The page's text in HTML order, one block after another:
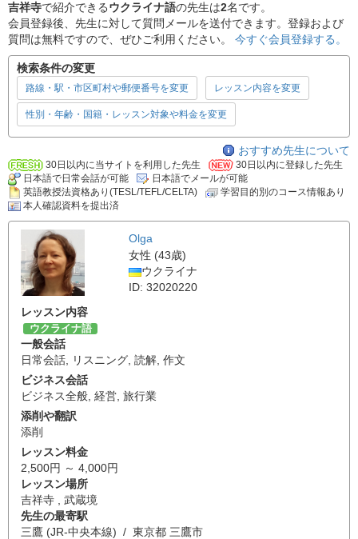
吉祥寺で紹介できるウクライナ語の先生は2名です。
会員登録後、先生に対して質問メールを送付できます。登録および
質問は無料ですので、ぜひご利用ください。 今すぐ会員登録する。
検索条件の変更
路線・駅・市区町村や郵便番号を変更 レッスン内容を変更
性別・年齢・国籍・レッスン対象や料金を変更
おすすめ先生について
30日以内に当サイトを利用した先生
30日以内に登録した先生
日本語で日常会話が可能
日本語でメールが可能
英語教授法資格あり(TESL/TEFL/CELTA)
学習目的別のコース情報あり
本人確認資料を提出済
Olga
女性 (43歳)
ウクライナ
ID: 32020220
レッスン内容
ウクライナ語
一般会話
日常会話
リスニング 読解 作文
ビジネス会話
ビジネス全般 経営 旅行業
添削や翻訳
添削
レッスン料金
2,500円 ～ 4,000円
レッスン場所
吉祥寺 , 武蔵境
先生の最寄駅
三鷹 (JR-中央本線) / 東京都 三鷹市